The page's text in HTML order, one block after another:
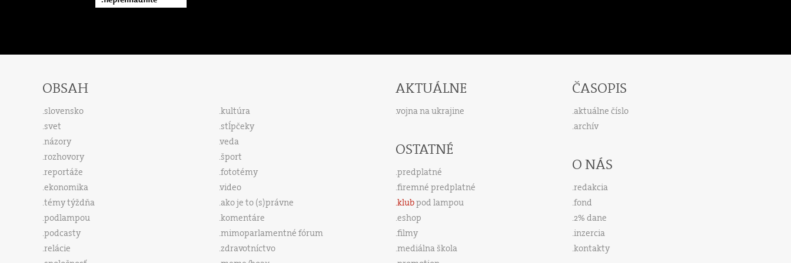
OBSAH
slovensko
svet
názory
rozhovory
reportáže
ekonomika
témy týždňa
podlampou
podcasty
relácie
kultúra
stĺpčeky
veda
šport
fototémy
video
ako je to (s)právne
komentáre
mimoparlamentné fórum
zdravotníctvo
AKTUÁLNE
vojna na ukrajine
OSTATNÉ
predplatné
firemné predplatné
klubpod lampou
eshop
filmy
mediálna škola
ČASOPIS
aktuálne číslo
archív
O NÁS
redakcia
fond
2% dane
inzercia
kontakty